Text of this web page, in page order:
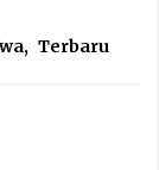
, Terbaru